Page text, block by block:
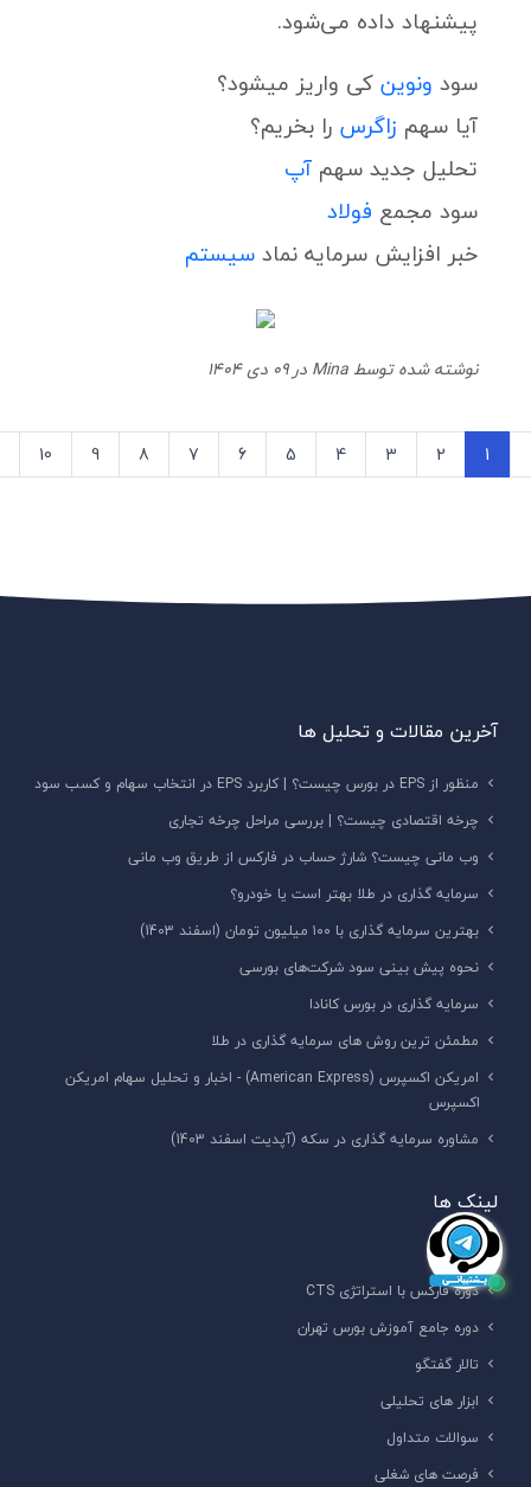
پیشنهاد داده می‌شود.
سود ونوینکی واریز میشود؟
آیا سهم زاگرس را بخریم؟
تحلیل جدید سهم آپ
سود مجمع فولاد
خبر افزایش سرمایه نمادسیستم
نوشته شده توسط Mina در 09 دی 1404
1
2
3
4
5
6
7
8
9
10
آخرین مقالات و تحلیل ها
منظور از EPS در بورس چیست؟ | کاربرد EPS در انتخاب سهام و کسب سود
چرخه اقتصادی چیست؟ | بررسی مراحل چرخه تجاری
وب مانی چیست؟ شارژ حساب در فارکس از طریق وب مانی
سرمایه گذاری در طلا بهتر است یا خودرو؟
بهترین سرمایه گذاری با ۱۰۰ میلیون تومان (اسفند 1403)
نحوه پیش‌ بینی سود شرکت‌های بورسی
سرمایه گذاری در بورس کانادا
مطمئن ترین روش های سرمایه گذاری در طلا
امریکن اکسپرس (American Express) - اخبار و تحلیل سهام امریکن
اکسپرس
مشاوره سرمایه گذاری در سکه (آپدیت اسفند 1403)
لینک ها
درباره ما
دوره فارکس با استراتژی CTS
دوره جامع آموزش بورس تهران
تالار گفتگو
ابزار های تحلیلی
سوالات متداول
فرصت های شغلی